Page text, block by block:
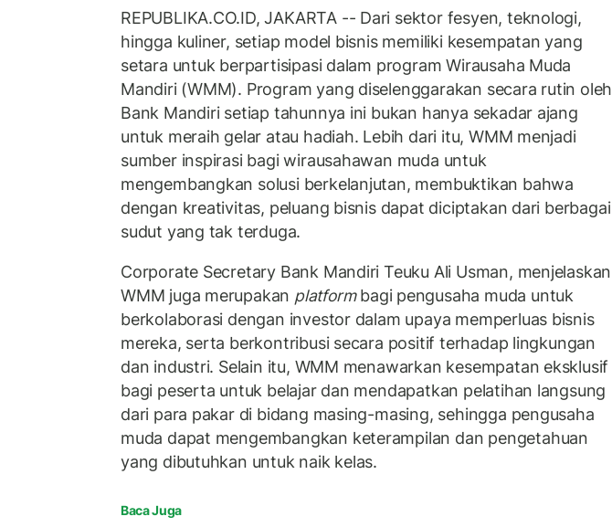
REPUBLIKA.CO.ID, JAKARTA -- Dari sektor fesyen, teknologi,
hingga kuliner, setiap model bisnis memiliki kesempatan yang
setara untuk berpartisipasi dalam program Wirausaha Muda
Mandiri (WMM). Program yang diselenggarakan secara rutin oleh
Bank Mandiri setiap tahunnya ini bukan hanya sekadar ajang
untuk meraih gelar atau hadiah. Lebih dari itu, WMM menjadi
sumber inspirasi bagi wirausahawan muda untuk
mengembangkan solusi berkelanjutan, membuktikan bahwa
dengan kreativitas, peluang bisnis dapat diciptakan dari berbagai
sudut yang tak terduga.
Corporate Secretary Bank Mandiri Teuku Ali Usman, menjelaskan
WMM juga merupakan platformbagi pengusaha muda untuk
berkolaborasi dengan investor dalam upaya memperluas bisnis
mereka, serta berkontribusi secara positif terhadap lingkungan
dan industri. Selain itu, WMM menawarkan kesempatan eksklusif
bagi peserta untuk belajar dan mendapatkan pelatihan langsung
dari para pakar di bidang masing-masing, sehingga pengusaha
muda dapat mengembangkan keterampilan dan pengetahuan
yang dibutuhkan untuk naik kelas.
Baca Juga